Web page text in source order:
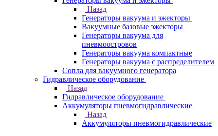
Назад
Генераторы вакуума и эжекторы
Вакуумные базовые эжекторы
Генераторы вакуума для
пневмоостровов
Генераторы вакуума компактные
Генераторы вакуума с распределителем
Сопла для вакуумного генератора
Гидравлическое оборудование
Назад
Гидравлическое оборудование
Аккумуляторы пневмогидравлические
Назад
Аккумуляторы пневмогидравлические